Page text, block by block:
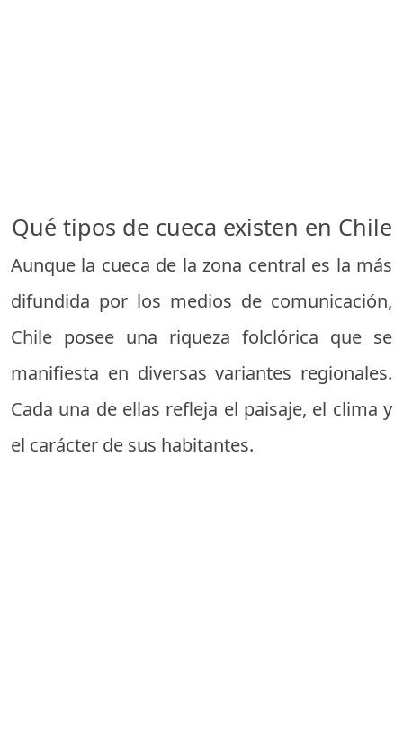
Qué tipos de cueca existen en Chile
Aunque la cueca de la zona central es la más
difundida por los medios de comunicación,
Chile posee una riqueza folclórica que se
manifiesta en diversas variantes regionales.
Cada una de ellas refleja el paisaje, el clima y
el carácter de sus habitantes.